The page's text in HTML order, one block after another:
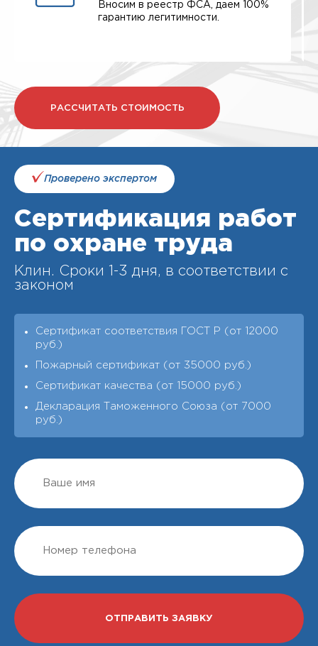
Вносим в реестр ФСА, даем 100%
гарантию легитимности.
РАССЧИТАТЬ СТОИМОСТЬ
Проверено экспертом
Сертификация работ
по охране труда
Клин. Cроки 1-3 дня, в соответствии с
законом
Сертификат соответствия ГОСТ Р (от 12000
руб.)
Пожарный сертификат (от 35000 руб.)
Сертификат качества (от 15000 руб.)
Декларация Таможенного Союза (от 7000
руб.)